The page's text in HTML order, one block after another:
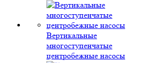
Вертикальные
многоступенчатые
центробежные насосы